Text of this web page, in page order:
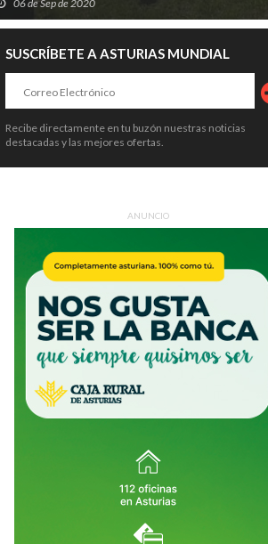
de alertas: el asesino había
condenado, expulsado de la
armas
la
06 de Sep de 2020
SUSCRÍBETE A ASTURIAS MUNDIAL
Recibe directamente en tu buzón nuestras noticias
destacadas y las mejores ofertas.
ANUNCIO